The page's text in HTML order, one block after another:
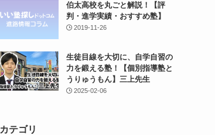
伯太高校を丸ごと解説！【評
判・進学実績・おすすめ塾】
2019-11-26
生徒目線を大切に、自学自習の
力を鍛える塾！【個別指導塾と
うりゅうもん】三上先生
2025-02-06
カテゴリ